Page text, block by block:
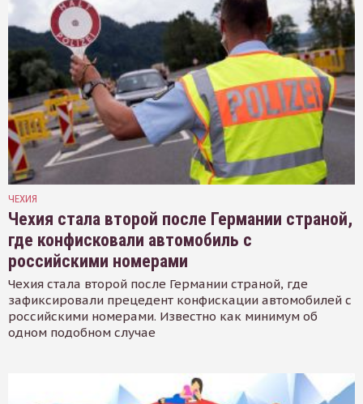
ЧЕХИЯ
Чехия стала второй после Германии страной,
где конфисковали автомобиль с
российскими номерами
Чехия стала второй после Германии страной, где
зафиксировали прецедент конфискации автомобилей с
российскими номерами. Известно как минимум об
одном подобном случае